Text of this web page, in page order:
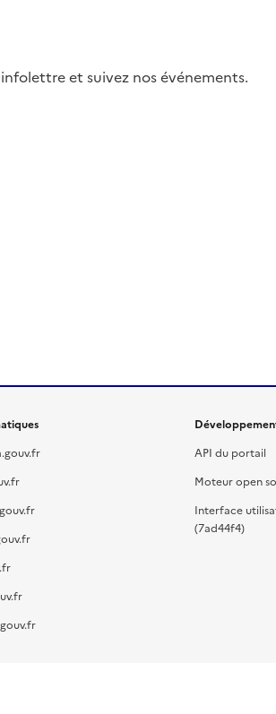
et suivez nos événements.
API du portail
Moteur open
Interface
(7ad44f4)